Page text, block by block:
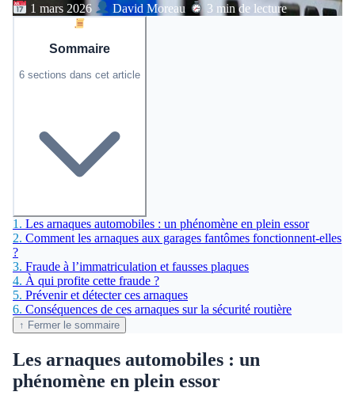
1 mars 2026 David Moreau 3 min de lecture
Sommaire
6 sections dans cet article
1. Les arnaques automobiles : un phénomène en plein essor
2. Comment les arnaques aux garages fantômes fonctionnent-elles
?
3. Fraude à l’immatriculation et fausses plaques
4. À qui profite cette fraude ?
5. Prévenir et détecter ces arnaques
6. Conséquences de ces arnaques sur la sécurité routière
↑ Fermer le sommaire
Les arnaques automobiles : un
phénomène en plein essor